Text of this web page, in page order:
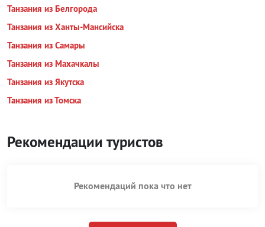
Танзания из Белгорода
Танзания из Ханты-Мансийска
Танзания из Самары
Танзания из Махачкалы
Танзания из Якутска
Танзания из Томска
Рекомендации туристов
Рекомендаций пока что нет